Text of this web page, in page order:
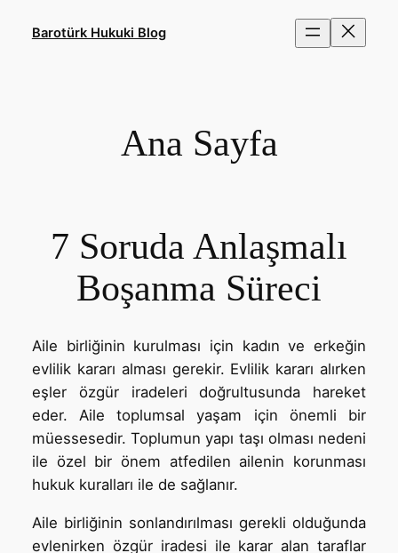
Barotürk Hukuki Blog
Ana Sayfa
7 Soruda Anlaşmalı
Boşanma Süreci
Aile birliğinin kurulması için kadın ve erkeğin
evlilik kararı alması gerekir. Evlilik kararı alırken
eşler özgür iradeleri doğrultusunda hareket
eder. Aile toplumsal yaşam için önemli bir
müessesedir. Toplumun yapı taşı olması nedeni
ile özel bir önem atfedilen ailenin korunması
hukuk kuralları ile de sağlanır.
Aile birliğinin sonlandırılması gerekli olduğunda
evlenirken özgür iradesi ile karar alan taraflar